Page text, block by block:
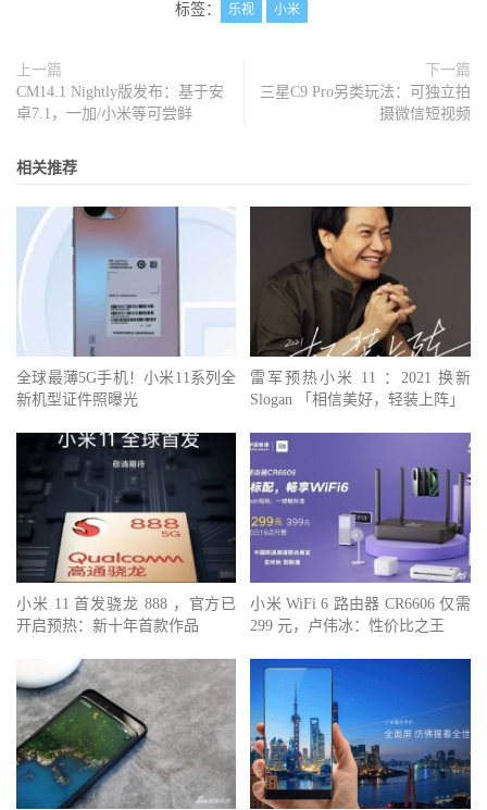
标签： 乐视 小米
上一篇
CM14.1 Nightly版发布：基于安
卓7.1，一加/小米等可尝鲜
下一篇
三星C9 Pro另类玩法：可独立拍
摄微信短视频
相关推荐
全球最薄5G手机！小米11系列全
新机型证件照曝光
雷军预热小米 11 ：2021 换新
Slogan 「相信美好，轻装上阵」
小米 11 首发骁龙 888 ，官方已
开启预热：新十年首款作品
小米 WiFi 6 路由器 CR6606 仅需
299 元，卢伟冰：性价比之王